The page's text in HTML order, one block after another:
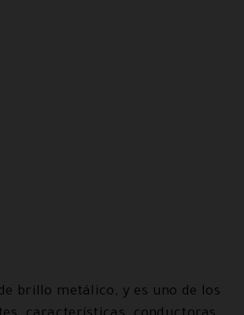
brillo metálico, y es uno de los